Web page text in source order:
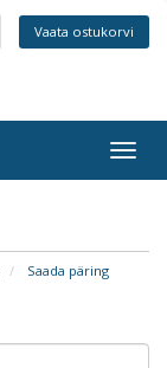
Vaata ostukorvi
Saada päring